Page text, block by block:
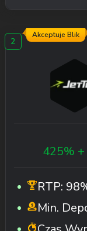
425%
RTP:
Min.
Akceptuje Blik